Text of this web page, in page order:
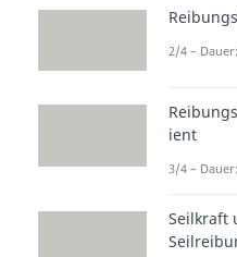
indem
Arbeit
und
mit der
letztes
jeweilige
ist.
2/4 –
ient
3/4 –
Seilkraft